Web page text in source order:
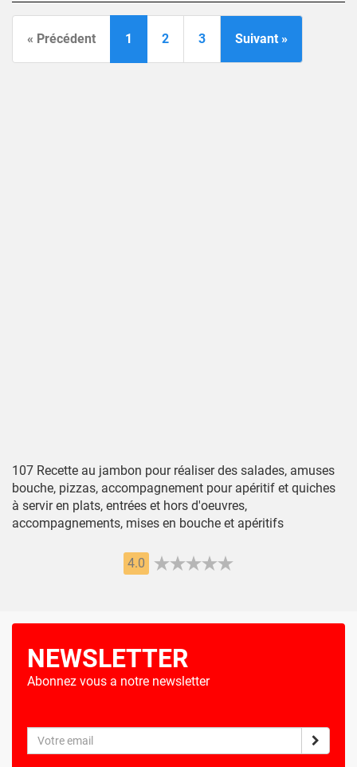
« Précédent 1 2 3 Suivant »
107 Recette au jambon pour réaliser des salades, amuses
bouche, pizzas, accompagnement pour apéritif et quiches
à servir en plats, entrées et hors d'oeuvres,
accompagnements, mises en bouche et apéritifs
4.0
NEWSLETTER
Abonnez vous a notre newsletter